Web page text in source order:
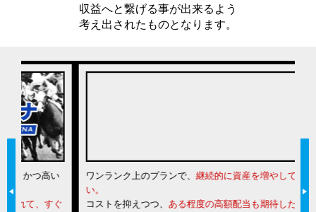
収益へと繋げる事が出来るよう
考え出されたものとなります。
ワンランク上のプランで、継続的に資産を増やしていきた
コストを抑えつつ、 ある程度の高額配当も期待したい。